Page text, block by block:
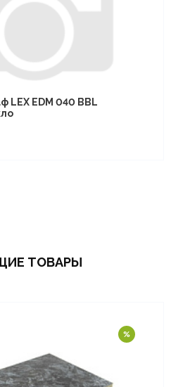
LEX EDM 040 BBL
ТОВАРЫ